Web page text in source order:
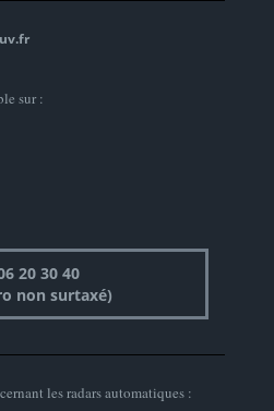
sur :
20 30 40
non surtaxé)
les radars automatiques :